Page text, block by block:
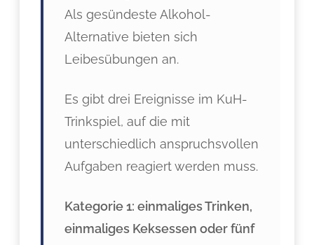
Als gesündeste Alkohol-
Alternative bieten sich
Leibesübungen an.
Es gibt drei Ereignisse im KuH-
Trinkspiel, auf die mit
unterschiedlich anspruchsvollen
Aufgaben reagiert werden muss.
Kategorie 1: einmaliges Trinken,
einmaliges Keksessen oder fünf